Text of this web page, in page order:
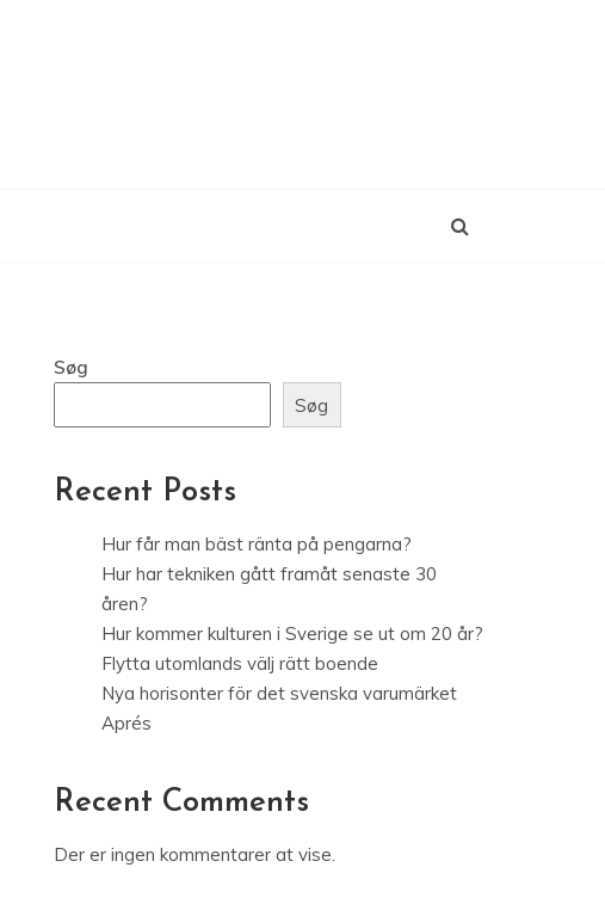
Søg
Søg
Recent Posts
Hur får man bäst ränta på pengarna?
Hur har tekniken gått framåt senaste 30
åren?
Hur kommer kulturen i Sverige se ut om 20 år?
Flytta utomlands välj rätt boende
Nya horisonter för det svenska varumärket
Aprés
Recent Comments
Der er ingen kommentarer at vise.